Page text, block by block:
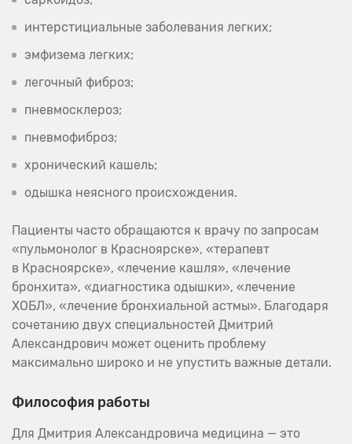
интерстициальные заболевания легких;
эмфизема легких;
легочный фиброз;
пневмосклероз;
пневмофиброз;
хронический кашель;
одышка неясного происхождения.
Пациенты часто обращаются к врачу по запросам
«пульмонолог в Красноярске», «терапевт
в Красноярске», «лечение кашля», «лечение
бронхита», «диагностика одышки», «лечение
ХОБЛ», «лечение бронхиальной астмы». Благодаря
сочетанию двух специальностей Дмитрий
Александрович может оценить проблему
максимально широко и не упустить важные детали.
Философия работы
Для Дмитрия Александровича медицина — это